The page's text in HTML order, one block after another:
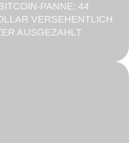
PANNE: 44
VERSEHENTLICH
AUSGEZAHLT